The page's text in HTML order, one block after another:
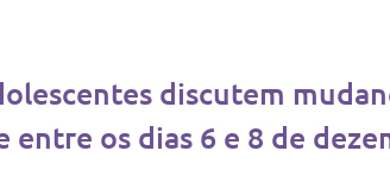
discutem
entre os dias 6 e 8 de